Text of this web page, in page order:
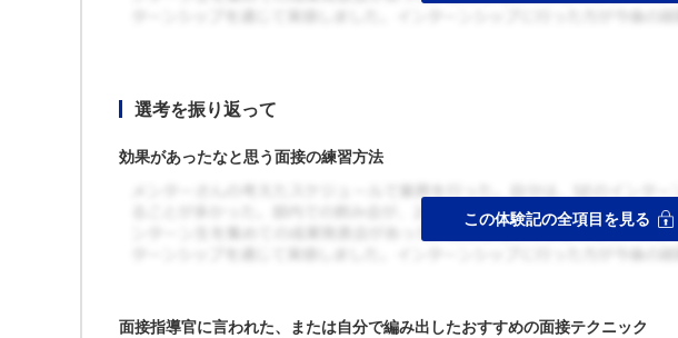
選考を振り返って
効果があったなと思う面接の練習方法
面接指導官に言われた、または自分で編み出したおすすめの面接テクニック